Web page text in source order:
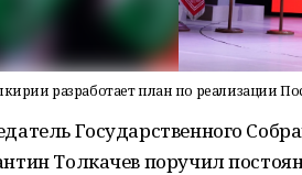
разработает план по реализации
Государственного
Толкачев поручил